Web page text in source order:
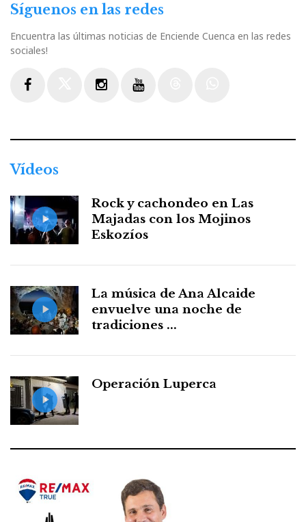
Síguenos en las redes
Encuentra las últimas noticias de Enciende Cuenca en las redes
sociales!
Vídeos
Rock y cachondeo en Las
Majadas con los Mojinos
Eskozíos
La música de Ana Alcaide
envuelve una noche de
tradiciones ...
Operación Luperca